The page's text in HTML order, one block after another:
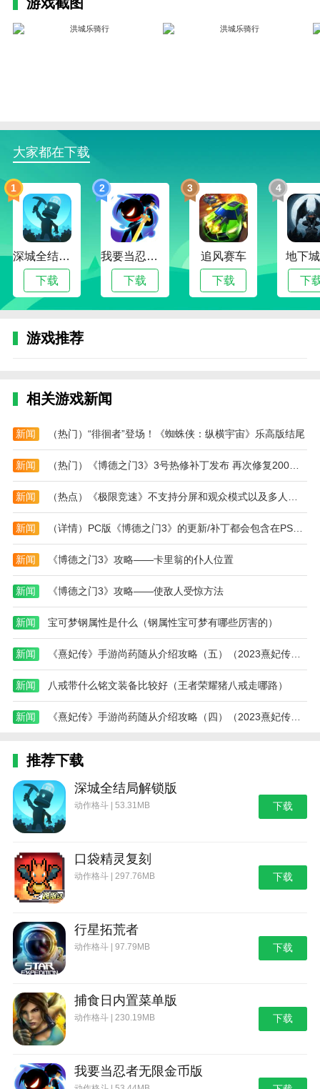
2.洪城乐骑行为用户提供便捷绿色的出行方式。通过租
更新日志
修复一些已知的问题
热门搜索: 世界末日生存游戏攻略破解版(世界末日生存破解版最新
版无限金币下载)
模拟冒险角色游戏攻略(冒险世界手游人物攻略)
野外生存的世界游戏攻略综合篇(模拟野外生存游戏大全)
大家都在下载
1
深城全结局解锁版
下载
2
我要当忍者无限金币版
下载
3
追风赛车
下载
4
地下
下
游戏推荐
相关游戏新闻
新闻 （热门）“徘徊者”登场！《蜘蛛侠：纵横宇宙》乐高版结尾
新闻 （热门）《博德之门3》3号热修补丁发布 再次修复200多处问题
新闻 （热点）《极限竞速》不支持分屏和观众模式以及多人模式AI赛车
新闻 （详情）PC版《博德之门3》的更新/补丁都会包含在PS5版游戏中
新闻 《博德之门3》攻略——卡里翁的仆人位置
新闻 《博德之门3》攻略——使敌人受惊方法
新闻 宝可梦钢属性是什么（钢属性宝可梦有哪些厉害的）
新闻 《熹妃传》手游尚药随从介绍攻略（五）（2023熹妃传手游攻略）
新闻 八戒带什么铭文装备比较好（王者荣耀猪八戒走哪路）
新闻 《熹妃传》手游尚药随从介绍攻略（四）（2023熹妃传手游攻略）
推荐下载
深城全结局解锁版
动作格斗 | 53.31MB 下载
口袋精灵复刻
动作格斗 | 297.76MB 下载
行星拓荒者
动作格斗 | 97.79MB 下载
捕食日内置菜单版
动作格斗 | 230.19MB 下载
我要当忍者无限金币版